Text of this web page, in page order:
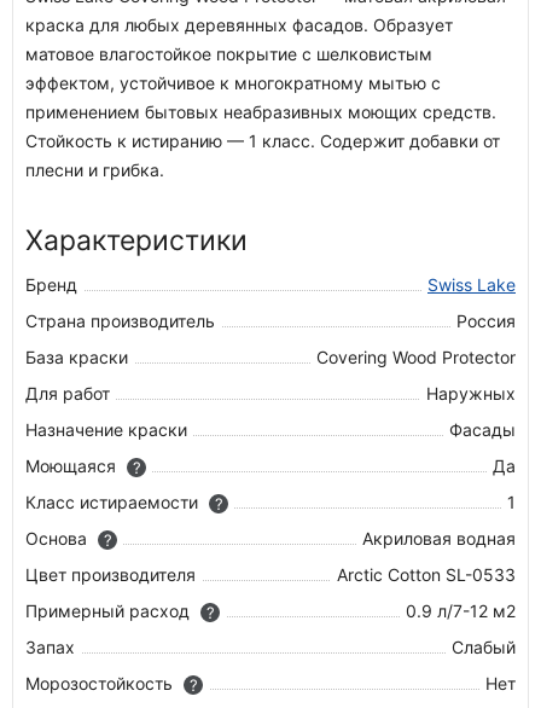
краска для любых деревянных фасадов. Образует
матовое влагостойкое покрытие с шелковистым
эффектом, устойчивое к многократному мытью с
применением бытовых неабразивных моющих средств.
Стойкость к истиранию — 1 класс. Содержит добавки от
плесни и грибка.
Характеристики
Бренд
Swiss Lake
Страна производитель
Россия
База краски
Covering Wood Protector
Для работ
Наружных
Назначение краски
Фасады
Моющаяся
?
Да
Класс истираемости
?
1
Основа
?
Акриловая водная
Цвет производителя
Arctic Cotton SL-0533
Примерный расход
?
0.9 л/7-12 м2
Запах
Слабый
Морозостойкость
?
Нет